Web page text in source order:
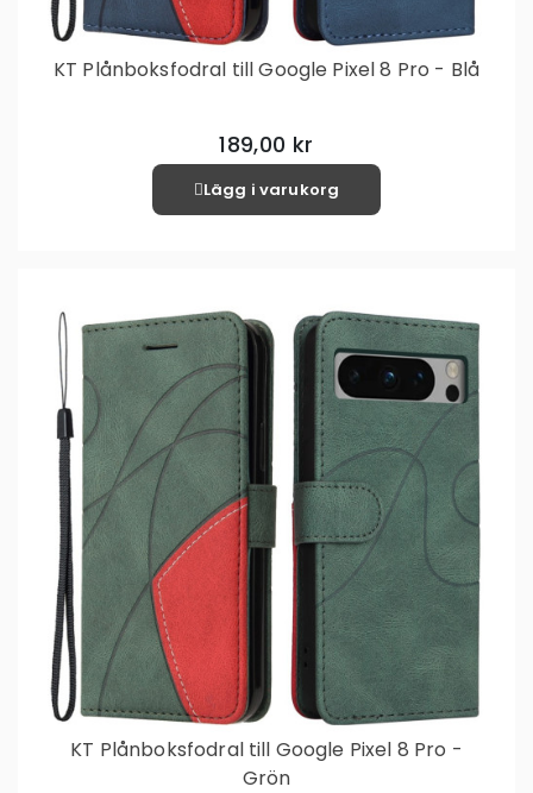
KT Plånboksfodral till Google Pixel 8 Pro - Blå
189,00 kr
Lägg i varukorg
KT Plånboksfodral till Google Pixel 8 Pro -
Grön